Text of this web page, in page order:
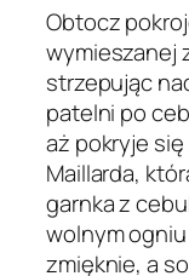
Obtocz
wymieszanej
strzepując
patelni po
aż pokryje
Maillarda,
garnka z
wolnym
zmięknie, a